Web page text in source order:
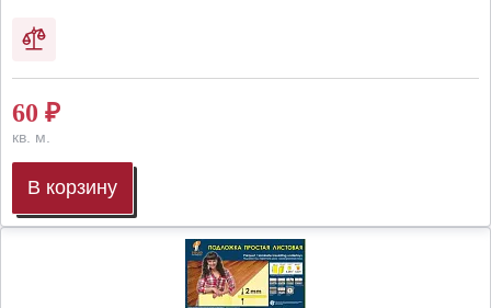
60 ₽
кв. м.
В корзину